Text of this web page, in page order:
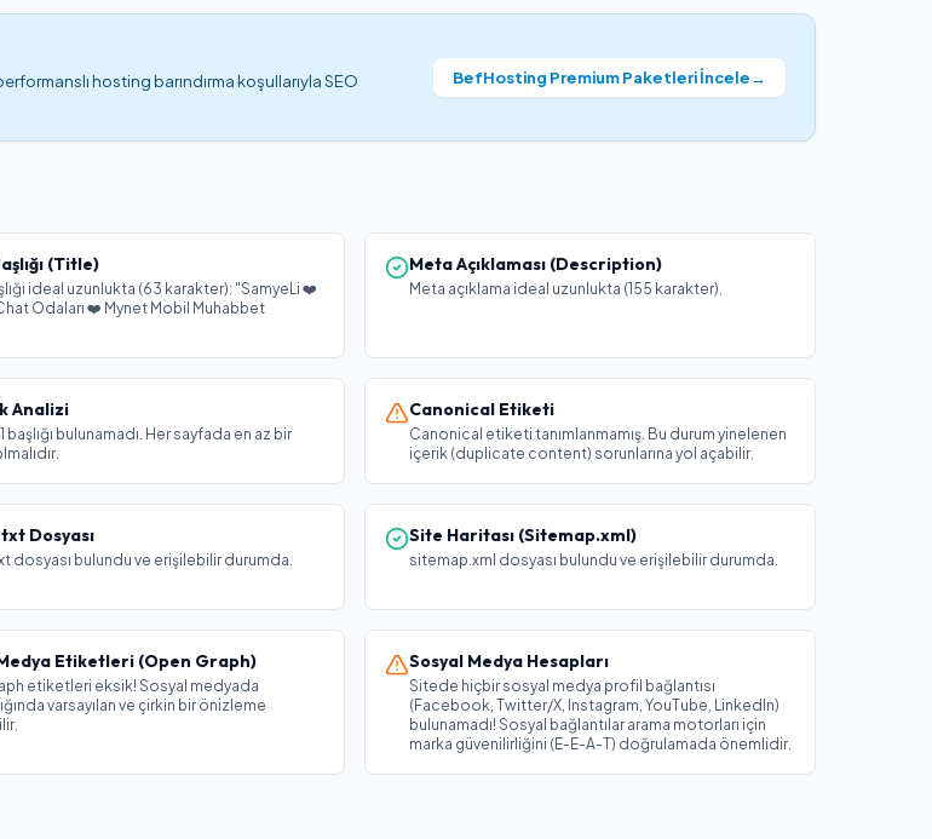
hosting barındırma koşullarıyla SEO
BefHosting Premium Paketleri İncele→
(Title)
ideal uzunlukta (63 karakter): "SamyeLi ❤️
Odaları ❤️ Mynet Mobil Muhabbet
Meta Açıklaması (Description)
Meta açıklama ideal uzunlukta (155 karakter).
Analizi
başlığı bulunamadı. Her sayfada en az bir
Canonical Etiketi
Canonical etiketi tanımlanmamış. Bu durum yinelenen
içerik (duplicate content) sorunlarına yol açabilir.
Dosyası
dosyası bulundu ve erişilebilir durumda.
Site Haritası (Sitemap.xml)
sitemap.xml dosyası bulundu ve erişilebilir durumda.
Etiketleri (Open Graph)
etiketleri eksik! Sosyal medyada
varsayılan ve çirkin bir önizleme
Sosyal Medya Hesapları
Sitede hiçbir sosyal medya profil bağlantısı
(Facebook, Twitter/X, Instagram, YouTube, LinkedIn)
bulunamadı! Sosyal bağlantılar arama motorları için
marka güvenilirliğini (E-E-A-T) doğrulamada önemlidir.